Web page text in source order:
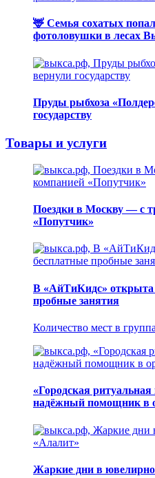
🦌 Семья сохатых
фотоловушки в лесах
Пруды рыбхоза
государству
Товары и услуги
Поездки в Москву — с
«Попутчик»
В «АйТиКидс» открыта
пробные занятия
Количество мест в
«Городская
надёжный помощник в
Жаркие дни в